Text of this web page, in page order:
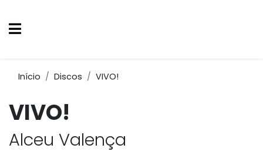
Início Discos VIVO!
VIVO!
Alceu Valença